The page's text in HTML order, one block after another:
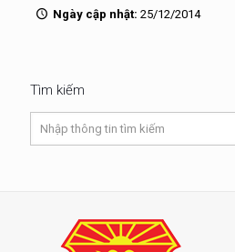
Ngày cập nhật: 25/12/2014
Tìm kiếm